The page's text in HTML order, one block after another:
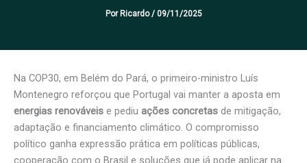
Por Ricardo/ 09/11/2025
Na COP30, em Belém do Pará, o primeiro-ministro Luís
Montenegro reforçou que Portugal vai manter a aposta em
energias renováveis e pediu ações concretas de mitigação,
adaptação e financiamento climático. O compromisso
político ganha expressão prática em políticas públicas,
cooperação com o Brasil e soluções que já pode aplicar na